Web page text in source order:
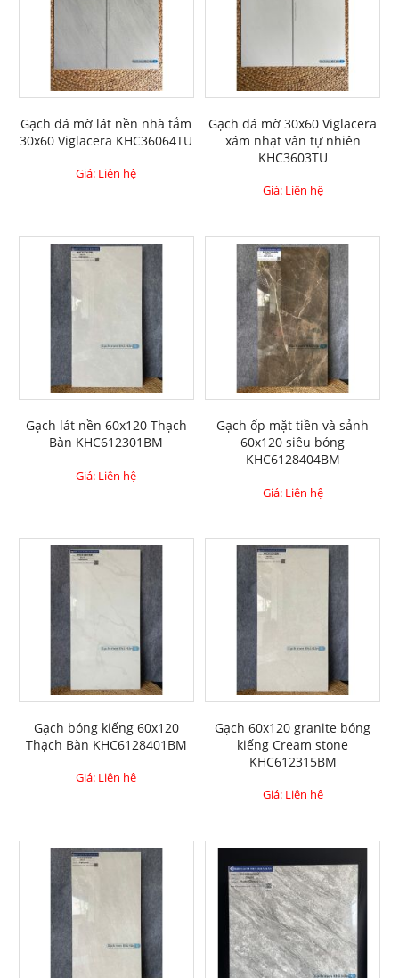
Gạch đá mờ lát nền nhà tắm
30x60 Viglacera KHC36064TU
Giá: Liên hệ
Gạch đá mờ 30x60 Viglacera
xám nhạt vân tự nhiên
KHC3603TU
Giá: Liên hệ
Gạch lát nền 60x120 Thạch
Bàn KHC612301BM
Giá: Liên hệ
Gạch ốp mặt tiền và sảnh
60x120 siêu bóng
KHC6128404BM
Giá: Liên hệ
Gạch bóng kiếng 60x120
Thạch Bàn KHC6128401BM
Giá: Liên hệ
Gạch 60x120 granite bóng
kiếng Cream stone
KHC612315BM
Giá: Liên hệ